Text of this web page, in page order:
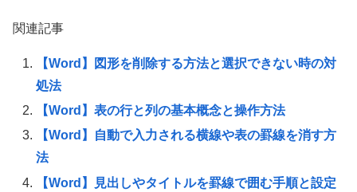
関連記事
【Word】図形を削除する方法と選択できない時の対
処法
【Word】表の行と列の基本概念と操作方法
【Word】自動で入力される横線や表の罫線を消す方
法
【Word】見出しやタイトルを罫線で囲む手順と設定